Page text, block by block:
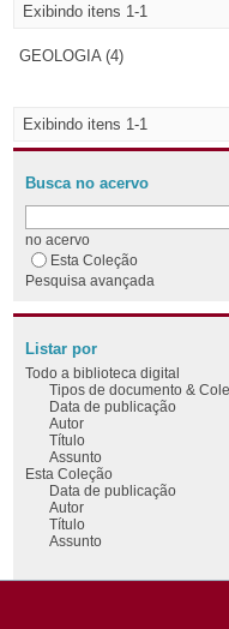
Exibindo itens 1-1
GEOLOGIA (4)
Exibindo itens 1-1
Busca no acervo
no acervo
Esta Coleção
Pesquisa avançada
Listar por
Todo a biblioteca digital
Tipos de documento &
Data de publicação
Autor
Título
Assunto
Esta Coleção
Data de publicação
Autor
Título
Assunto